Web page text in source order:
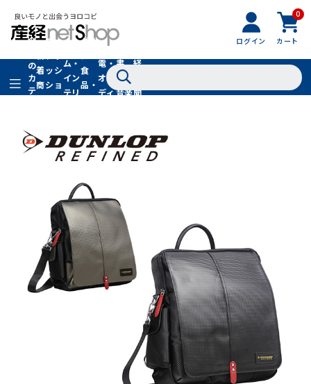
ログイン
0
カート
全
の
カ
テ
着
商
品
フ
ッ
シ
ョ
フ
ァ
シ
ョ
ン
ム・
イン
テリ
グル
食
品・
ドリ
家
電・
オー
ディ
書
籍・
音楽
経
聞